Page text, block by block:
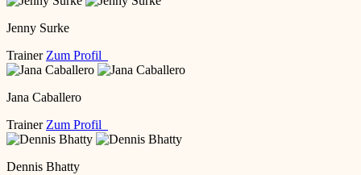
Jenny Surke
Trainer Zum Profil
Jana Caballero
Trainer Zum Profil
Dennis Bhatty